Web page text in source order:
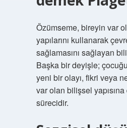
Özümseme, bireyin var
yapılarını kullanarak
sağlamasını sağlayan
Başka bir deyişle;
yeni bir olayı, fikri veya
var olan bilişsel
sürecidir.